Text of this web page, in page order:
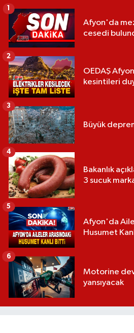
Afyon'da
cesedi
1
OEDAŞ
kesintileri
2
Büyük
3
Bakanlık
3 sucuk
4
Afyon'da
Husumet
5
Motorine
yansıyacak
6